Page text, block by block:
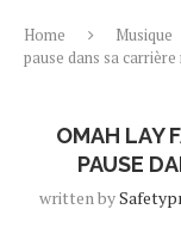
Home Musique
pause dans sa carrière
OMAH LAY
PAUSE
written by